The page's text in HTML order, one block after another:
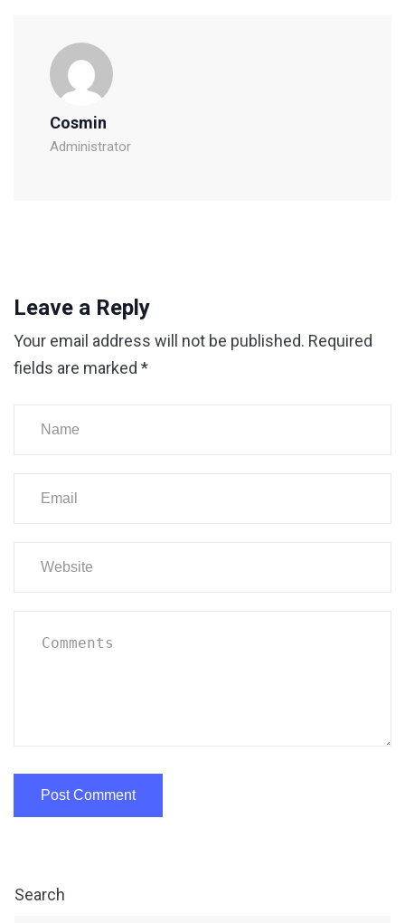
Cosmin
Administrator
Leave a Reply
Your email address will not be published. Required
fields are marked *
Search